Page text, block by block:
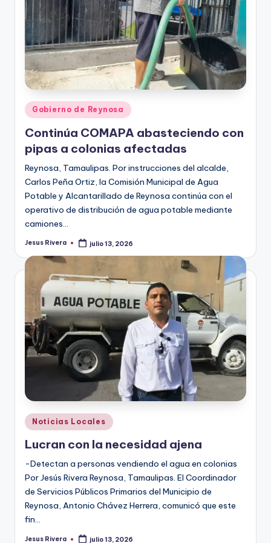
Publicado
en
Gobierno de Reynosa
Continúa COMAPA abasteciendo con
pipas a colonias afectadas
Reynosa, Tamaulipas. Por instrucciones del alcalde,
Carlos Peña Ortiz, la Comisión Municipal de Agua
Potable y Alcantarillado de Reynosa continúa con el
operativo de distribución de agua potable mediante
camiones…
Publicado
Jesus Rivera julio 13, 2026
Publicado
en
Noticias Locales
Lucran con la necesidad ajena
-Detectan a personas vendiendo el agua en colonias
Por Jesús Rivera Reynosa, Tamaulipas. El Coordinador
de Servicios Públicos Primarios del Municipio de
Reynosa, Antonio Chávez Herrera, comunicó que este
fin…
Jesus Rivera julio 13, 2026